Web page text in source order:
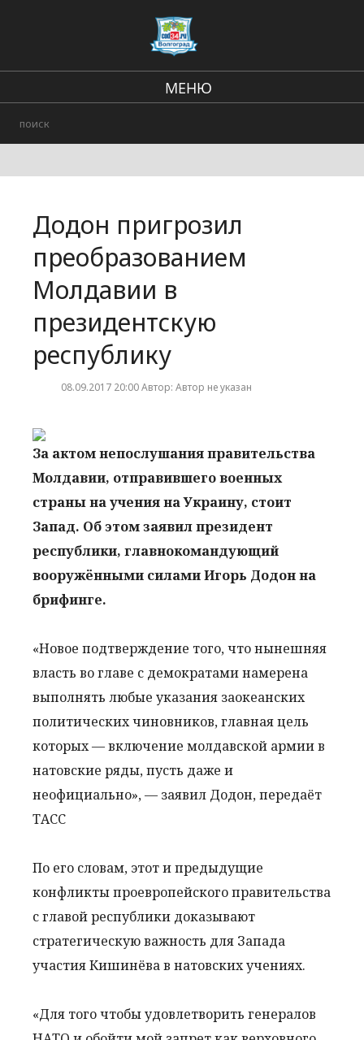
МЕНЮ
Происшествия
Додон пригрозил
преобразованием
Молдавии в
президентскую
республику
08.09.2017 20:00 Автор: Автор не указан
За актом непослушания правительства
Молдавии, отправившего военных
страны на учения на Украину, стоит
Запад. Об этом заявил президент
республики, главнокомандующий
вооружёнными силами Игорь Додон на
брифинге.
«Новое подтверждение того, что нынешняя
власть во главе с демократами намерена
выполнять любые указания заокеанских
политических чиновников, главная цель
которых — включение молдавской армии в
натовские ряды, пусть даже и
неофициально», — заявил Додон, передаёт
ТАСС
По его словам, этот и предыдущие
конфликты проевропейского правительства
с главой республики доказывают
стратегическую важность для Запада
участия Кишинёва в натовских учениях.
«Для того чтобы удовлетворить генералов